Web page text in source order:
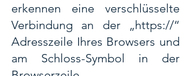
erkennen eine verschlüsselte
Verbindung an der „https://“
Adresszeile Ihres Browsers und
am Schloss-Symbol in der